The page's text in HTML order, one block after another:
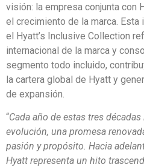
visión: la empresa conjunta con
el crecimiento de la marca.
el Hyatt’s Inclusive Collection
internacional de la marca y
segmento todo incluido,
la cartera global de Hyatt y
de expansión.
“Cada año de estas tres
evolución, una promesa
pasión y propósito. Hacia
Hyatt representa un hito